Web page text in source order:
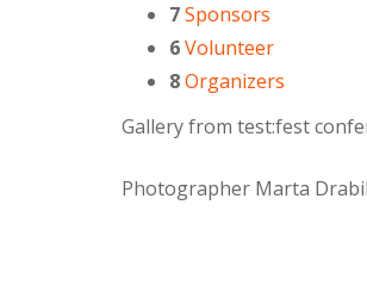
7Sponsors
6Volunteer
8Organizers
Gallery from test:fest
Photographer Marta